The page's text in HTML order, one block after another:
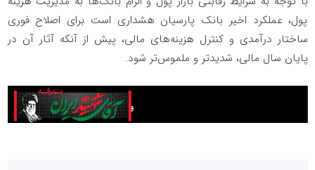
پول، عملکرد اخیر بانک پارسیان هشداری است برای اصلاح فوری
ساختار درآمدی و کنترل هزینه‌های مالی، پیش از آنکه آثار آن در
پایان سال مالی، شدیدتر و ملموس‌تر شود.